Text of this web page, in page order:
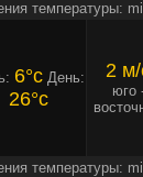
температуры:
6°cДень:
26°c
2
юго
температуры: